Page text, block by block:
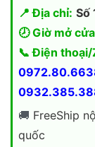
📍 Địa chỉ: Số
🕗 Giờ mở
📞 Điện thoại/
🚚 FreeShip
quốc